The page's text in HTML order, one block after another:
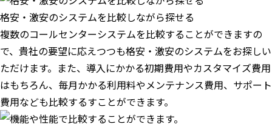
格安・激安のシステムを比較しながら探せる
複数のコールセンターシステムを比較することができますの
で、貴社の要望に応えつつも格安・激安のシステムをお探しい
ただけます。また、導入にかかる初期費用やカスタマイズ費用
はもちろん、毎月かかる利用料やメンテナンス費用、サポート
費用なども比較するすことができます。